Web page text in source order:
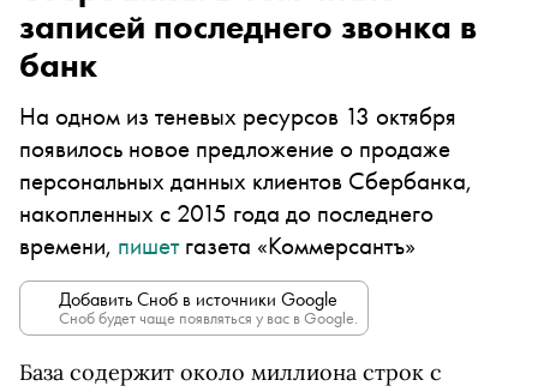
записей последнего звонка в
банк
На одном из теневых ресурсов 13 октября
появилось новое предложение о продаже
персональных данных клиентов Сбербанка,
накопленных с 2015 года до последнего
времени, пишетгазета «Коммерсантъ»
Добавить Сноб в источники Google
Сноб будет чаще появляться у вас в Google.
База содержит около миллиона строк с